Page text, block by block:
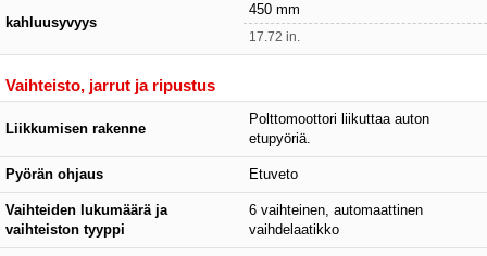
kahluusyvyys
450 mm
17.72 in.
Vaihteisto, jarrut ja ripustus
Liikkumisen rakenne
Polttomoottori liikuttaa auton
etupyöriä.
Pyörän ohjaus Etuveto
Vaihteiden lukumäärä ja
vaihteiston tyyppi
6 vaihteinen, automaattinen
vaihdelaatikko